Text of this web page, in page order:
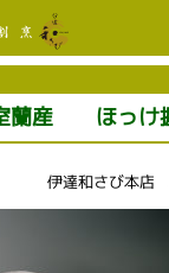
蘭産 ほっ
伊達和さび本店